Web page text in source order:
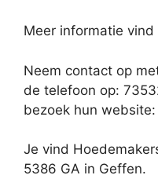
Meer informatie
Neem contact op
de telefoon op:
bezoek hun website:
Je vind
5386 GA in Geffen.